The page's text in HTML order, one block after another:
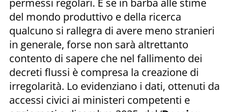
del mondo produttivo e della ricerca
qualcuno si rallegra di avere meno stranieri
in generale, forse non sarà altrettanto
contento di sapere che nel fallimento dei
decreti flussi è compresa la creazione di
irregolarità. Lo evidenziano i dati, ottenuti da
accessi civici ai ministeri competenti e